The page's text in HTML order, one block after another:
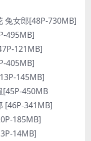
兔女郎[48P-730MB]
495MB]
121MB]
405MB]
145MB]
[45P-450MB
[46P-341MB]
185MB]
14MB]